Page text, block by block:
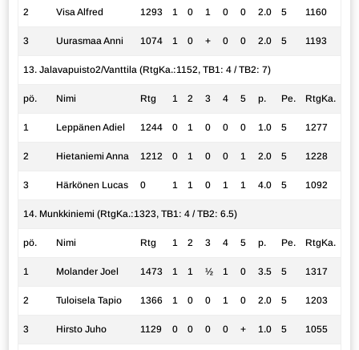
2 Visa Alfred 1293 1 0 1 0 0 2.0 5 1160
3 Uurasmaa Anni 1074 1 0 + 0 0 2.0 5 1193
13. Jalavapuisto2/Vanttila (RtgKa.:1152, TB1: 4 / TB2: 7)
pö. Nimi Rtg 1 2 3 4 5 p. Pe. RtgKa.
1 Leppänen Adiel 1244 0 1 0 0 0 1.0 5 1277
2 Hietaniemi Anna 1212 0 1 0 0 1 2.0 5 1228
3 Härkönen Lucas 0 1 1 0 1 1 4.0 5 1092
14. Munkkiniemi (RtgKa.:1323, TB1: 4 / TB2: 6.5)
pö. Nimi Rtg 1 2 3 4 5 p. Pe. RtgKa.
1 Molander Joel 1473 1 1 ½ 1 0 3.5 5 1317
2 Tuloisela Tapio 1366 1 0 0 1 0 2.0 5 1203
3 Hirsto Juho 1129 0 0 0 0 + 1.0 5 1055